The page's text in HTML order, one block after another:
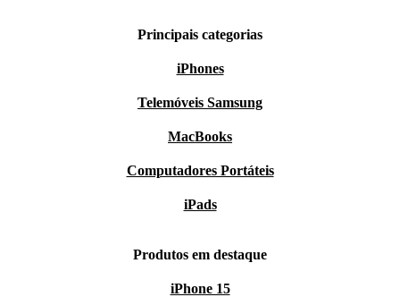
Principais categorias
iPhones
Telemóveis Samsung
MacBooks
Computadores Portáteis
iPads
Produtos em destaque
iPhone 15